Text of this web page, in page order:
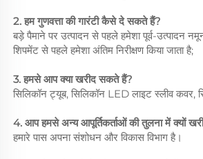
2. हम गुणवत्ता की गारंटी कैसे दे सकते हैं?
बड़े पैमाने पर उत्पादन से पहले हमेशा पूर्व-उत्पादन
शिपमेंट से पहले हमेशा अंतिम निरीक्षण किया जाता है;
3. हमसे आप क्या खरीद सकते हैं?
सिलिकॉन ट्यूब, सिलिकॉन LED लाइट स्लीव कवर,
4. आप हमसे अन्य आपूर्तिकर्ताओं की तुलना में क्यों
हमारे पास अपना संशोधन और विकास विभाग है।